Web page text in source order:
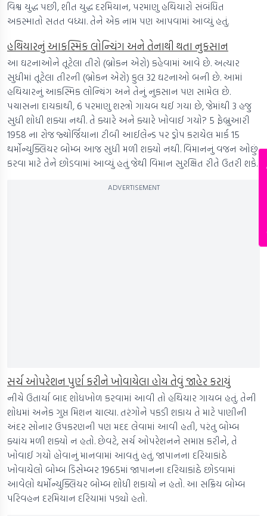
વિશ્વ યુદ્ધ પછી, શીત યુદ્ધ દરમિયાન, પરમાણુ હથિયારો સંબંધિત
અકસ્માતો સતત વધ્યા. તેને એક નામ પણ આપવામાં આવ્યું હતું.
હથિયારનું આકસ્મિક લોન્ચિંગ અને તેનાથી થતા નુકસાન
આ ઘટનાઓને તૂટેલા તીરો (બ્રોકન એરો) કહેવામાં આવે છે. અત્યાર
સુધીમાં તૂટેલા તીરની (બ્રોકન એરો) કુલ 32 ઘટનાઓ બની છે. આમાં
હથિયારનું આકસ્મિક લોન્ચિંગ અને તેનું નુકસાન પણ સામેલ છે.
પચાસના દાયકાથી, 6 પરમાણુ શસ્ત્રો ગાયબ થઈ ગયા છે, જેમાંથી 3 હજુ
સુધી શોધી શક્યા નથી. તે ક્યારે અને ક્યારે ખોવાઈ ગયો? 5 ફેબ્રુઆરી
1958 ના રોજ જ્યોર્જિયાના ટીબી આઈલેન્ડ પર ડ્રોપ કરાયેલ માર્ક 15
થર્મોન્યુક્લિયર બોમ્બ આજ સુધી મળી શક્યો નથી. વિમાનનું વજન ઓછું
કરવા માટે તેને છોડવામાં આવ્યું હતું જેથી વિમાન સુરક્ષિત રીતે ઉતરી શકે.
ADVERTISEMENT
સર્ચ ઓપરેશન પુર્ણ કરીને ખોવાયેલા હોય તેવું જાહેર કરાયું
નીચે ઉતાર્યા બાદ શોધખોળ કરવામાં આવી તો હથિયાર ગાયબ હતું. તેની
શોધમાં અનેક ગુપ્ત મિશન ચાલ્યા. તરંગોને પકડી શકાય તે માટે પાણીની
અંદર સોનાર ઉપકરણની પણ મદદ લેવામાં આવી હતી, પરંતુ બોમ્બ
ક્યાંય મળી શક્યો ન હતો. છેવટે, સર્ચ ઓપરેશનને સમાપ્ત કરીને, તે
ખોવાઈ ગયો હોવાનું માનવામાં આવતું હતું. જાપાનના દરિયાકાંઠે
ખોવાયેલો બોમ્બ ડિસેમ્બર 1965માં જાપાનના દરિયાકાંઠે છોડવામાં
આવેલો થર્મોન્યુક્લિયર બોમ્બ શોધી શકાયો ન હતો. આ સક્રિય બોમ્બ
પરિવહન દરમિયાન દરિયામાં પડ્યો હતો.